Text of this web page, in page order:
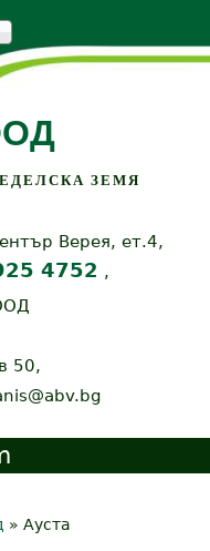
ЗЕМЯ
Верея, ет.4,
4752 ,
50,
» Ауста